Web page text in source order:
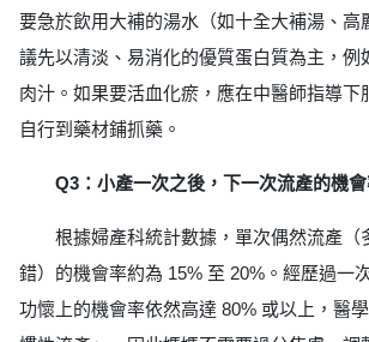
要急於飲用大補的湯水（如十全大補湯、高
議先以清淡、易消化的優質蛋白質為主，例
肉汁。如果要活血化瘀，應在中醫師指導下
自行到藥材鋪抓藥。
Q3：小產一次之後，下一次流產的機
根據婦產科統計數據，單次偶然流產（
錯）的機會率約為 15% 至 20%。經歷過一
功懷上的機會率依然高達 80% 或以上，醫